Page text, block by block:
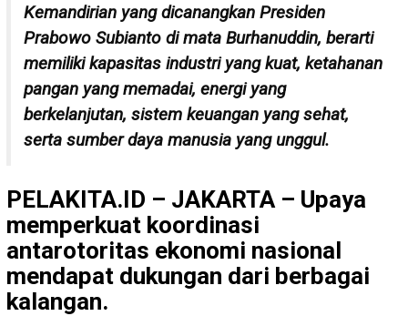
Kemandirian yang dicanangkan Presiden
Prabowo Subianto di mata Burhanuddin, berarti
memiliki kapasitas industri yang kuat, ketahanan
pangan yang memadai, energi yang
berkelanjutan, sistem keuangan yang sehat,
serta sumber daya manusia yang unggul.
PELAKITA.ID – JAKARTA – Upaya
memperkuat koordinasi
antarotoritas ekonomi nasional
mendapat dukungan dari berbagai
kalangan.